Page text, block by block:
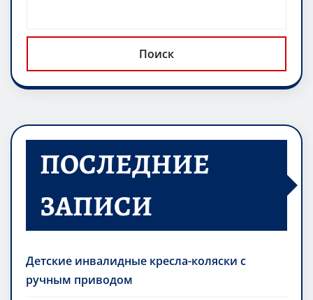
Поиск
ПОСЛЕДНИЕ
ЗАПИСИ
Детские инвалидные кресла-коляски с
ручным приводом